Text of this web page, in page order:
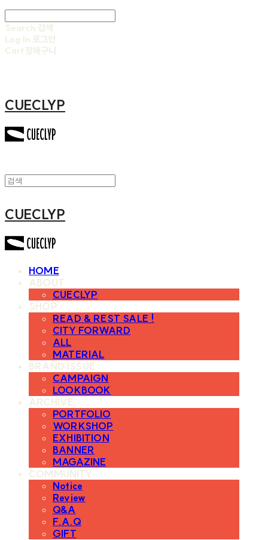
Search 검색
Log In 로그인
Cart장바구니
CUECLYP
CUECLYP
HOME
ABOUT
CUECLYP
SHOP
READ & REST SALE !
CITY FORWARD
ALL
MATERIAL
BRAND ISSUE
CAMPAIGN
LOOKBOOK
ARCHIVE
PORTFOLIO
WORKSHOP
EXHIBITION
BANNER
MAGAZINE
COMMUNITY
Notice
Review
Q&A
F.A.Q
GIFT